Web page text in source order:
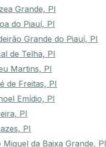
Grande, PI
do Piauí, PI
Grande do Piauí, PI
de Telha, PI
Martins, PI
de Freitas, PI
Emídio, PI
PI
PI
Miguel da Baixa Grande, PI